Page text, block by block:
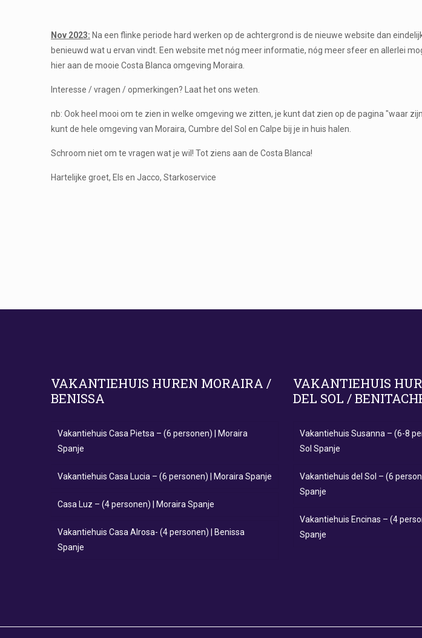
Nov 2023: Na een flinke periode hard werken op de achtergrond is de nieuwe website dan
benieuwd wat u ervan vindt. Een website met nóg meer informatie, nóg meer sfeer en allerlei
hier aan de mooie Costa Blanca omgeving Moraira.
Interesse / vragen / opmerkingen? Laat het ons weten.
nb: Ook heel mooi om te zien in welke omgeving we zitten, je kunt dat zien op de pagina "waar
kunt de hele omgeving van Moraira, Cumbre del Sol en Calpe bij je in huis halen.
Schroom niet om te vragen wat je wil! Tot ziens aan de Costa Blanca!
Hartelijke groet, Els en Jacco, Starkoservice
VAKANTIEHUIS HUREN MORAIRA /
BENISSA
Vakantiehuis Casa Pietsa – (6 personen) | Moraira
Spanje
Vakantiehuis Casa Lucia – (6 personen) | Moraira Spanje
Casa Luz – (4 personen) | Moraira Spanje
Vakantiehuis Casa Alrosa- (4 personen) | Benissa
Spanje
VAKANTIEHUIS
DEL SOL /
Vakantiehuis Susanna – (6-8
Sol Spanje
Vakantiehuis del Sol – (6
Spanje
Vakantiehuis Encinas – (4
Spanje